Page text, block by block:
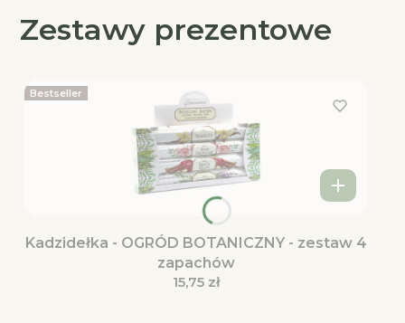
Zestawy prezentowe
Bestseller
Kadzidełka - OGRÓD BOTANICZNY - zestaw 4
zapachów
Cena
15,75 zł